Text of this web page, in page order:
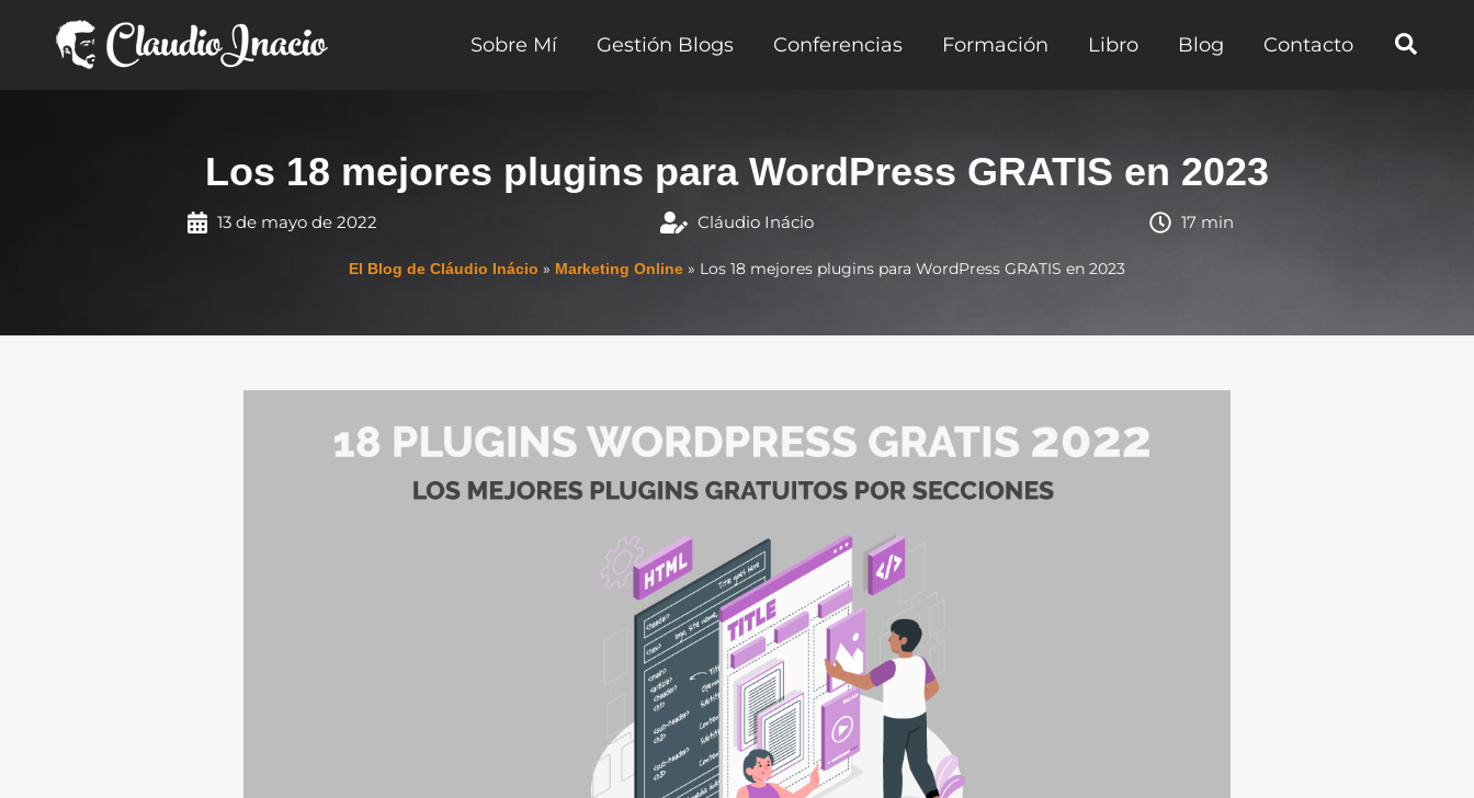
contenido
Sobre Mí Gestión Blogs Conferencias Formación Libro Blog Contacto
Los 18 mejores plugins para WordPress GRATIS en 2023
13 de mayo de 2022 Cláudio Inácio 17 min
El Blog de Cláudio Inácio » Marketing Online » Los 18 mejores plugins para WordPress GRATIS en 2023